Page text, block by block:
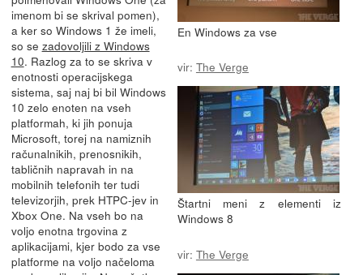
En Windows za vse
vir: The Verge
Štartni meni z elementi iz
Windows 8
vir: The Verge
imenom bi se skrival pomen),
a ker so Windows 1 že imeli,
so se zadovoljili z Windows
10. Razlog za to se skriva v
enotnosti operacijskega
sistema, saj naj bi bil Windows
10 zelo enoten na vseh
platformah, ki jih ponuja
Microsoft, torej na namiznih
računalnikih, prenosnikih,
tabličnih napravah in na
mobilnih telefonih ter tudi
televizorjih, prek HTPC-jev in
Xbox One. Na vseh bo na
voljo enotna trgovina z
aplikacijami, kjer bodo za vse
platforme na voljo načeloma